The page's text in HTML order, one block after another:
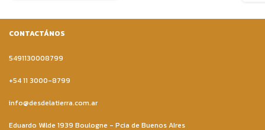
CONTACTÁNOS
5491130008799
+54 11 3000-8799
info@desdelatierra.com.ar
Eduardo Wilde 1939 Boulogne - Pcia de Buenos AIres